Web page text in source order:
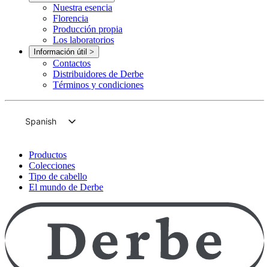
Nuestra esencia
Florencia
Producción propia
Los laboratorios
Información útil >
Contactos
Distribuidores de Derbe
Términos y condiciones
Spanish
English
French
German
Productos
Colecciones
Tipo de cabello
El mundo de Derbe